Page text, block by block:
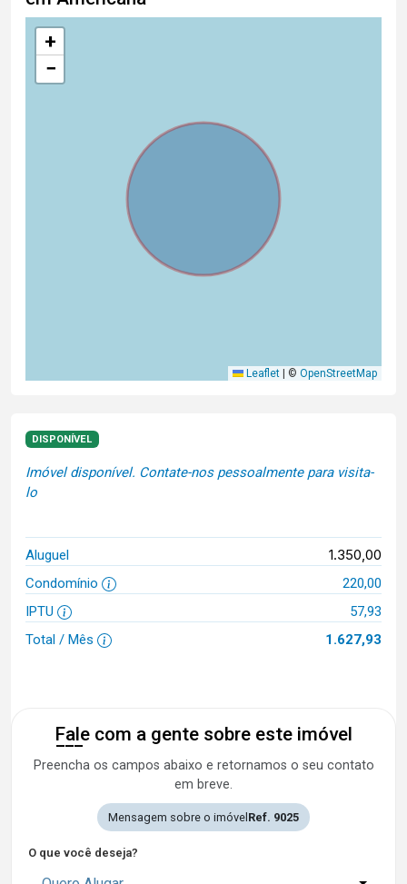
+
−
Leaflet © OpenStreetMap
DISPONÍVEL
Imóvel disponível. Contate-nos pessoalmente para visita-
lo
Aluguel 1.350,00
Condomínio
220,00
IPTU
57,93
Total / Mês
1.627,93
Fale com a gente sobre este imóvel
Preencha os campos abaixo e retornamos o seu contato
em breve.
Mensagem sobre o imóvel Ref. 9025
O que você deseja?